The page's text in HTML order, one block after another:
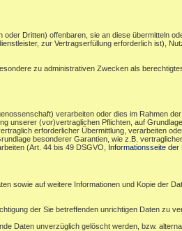
Dritten) offenbaren, sie an diese übermitteln
zur Vertragserfüllung erforderlich ist),
zu administrativen Zwecken als
verarbeiten oder dies im Rahmen
unserer (vor)vertraglichen Pflichten, auf Grundlage
erforderlicher Übermittlung, verarbeiten
besonderer Garantien, wie z.B.
(Art. 44 bis 49 DSGVO, Informationsseite der
sowie auf weitere Informationen und Kopie der
der Sie betreffenden unrichtigen Daten zu
Daten unverzüglich gelöscht werden, bzw.